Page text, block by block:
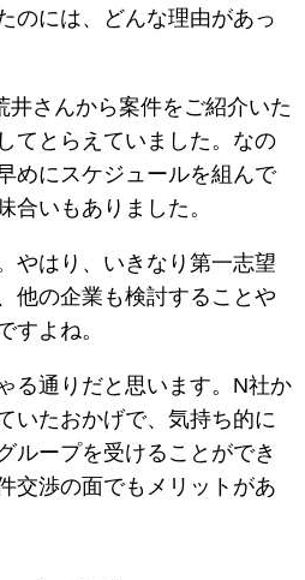
のには、どんな理由があっ
井さんから案件をご紹介いた
てとらえていました。なの
めにスケジュールを組んで
合いもありました。
やはり、いきなり第一志望
他の企業も検討することや
すよね。
る通りだと思います。N社か
いたおかげで、気持ち的に
ループを受けることができ
交渉の面でもメリットがあ